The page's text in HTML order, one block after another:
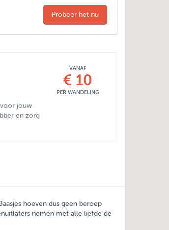
Probeer het nu
jouw
en zorg
VANAF
€ 10
PER WANDELING
hoeven dus geen beroep
nemen met alle liefde de